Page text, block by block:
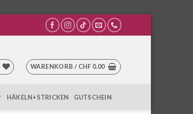
WARENKORB / CHF 0.00
HÄKELN+STRICKEN GUTSCHEIN